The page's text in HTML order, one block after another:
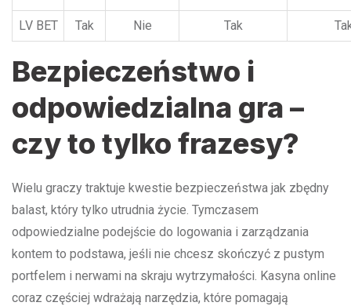
LV BET Tak Nie Tak
Bezpieczeństwo i
odpowiedzialna gra –
czy to tylko frazesy?
Wielu graczy traktuje kwestie bezpieczeństwa jak zbędny
balast, który tylko utrudnia życie. Tymczasem
odpowiedzialne podejście do logowania i zarządzania
kontem to podstawa, jeśli nie chcesz skończyć z pustym
portfelem i nerwami na skraju wytrzymałości. Kasyna online
coraz częściej wdrażają narzędzia, które pomagają